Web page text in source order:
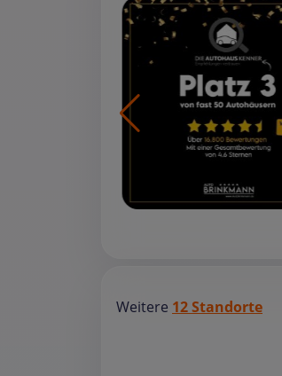
Weitere 12 Standorte